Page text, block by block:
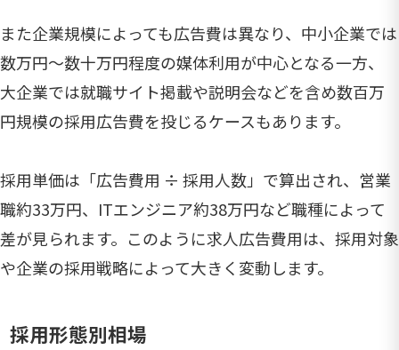
また企業規模によっても広告費は異なり、中小企業では
数万円〜数十万円程度の媒体利用が中心となる一方、
大企業では就職サイト掲載や説明会などを含め数百万
円規模の採用広告費を投じるケースもあります。
採用単価は「広告費用 ÷ 採用人数」で算出され、営業
職約33万円、ITエンジニア約38万円など職種によって
差が見られます。このように求人広告費用は、採用対象
や企業の採用戦略によって大きく変動します。
採用形態別相場